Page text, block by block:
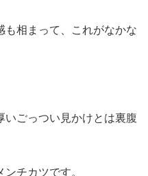
も相まって、これがなかな
いごっつい見かけとは裏腹
チカツです。